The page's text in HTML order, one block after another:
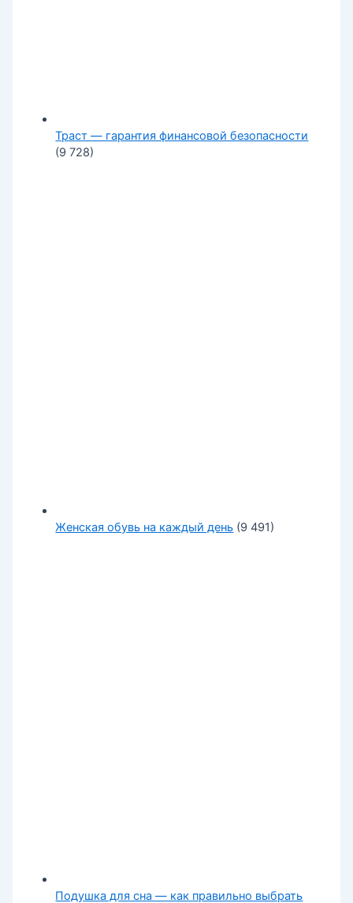
Траст — гарантия финансовой безопасности
(9 728)
Женская обувь на каждый день (9 491)
Подушка для сна — как правильно выбрать